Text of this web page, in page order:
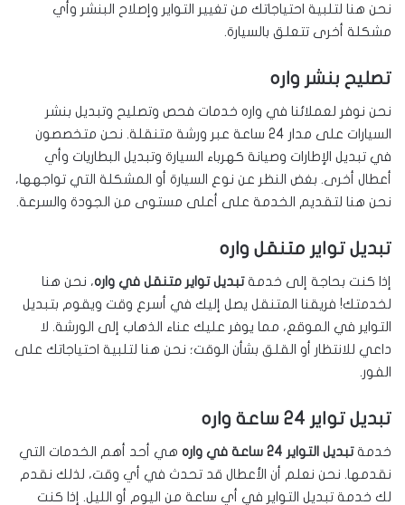
نحن هنا لتلبية احتياجاتك من تغيير التواير وإصلاح البنشر وأي
مشكلة أخرى تتعلق بالسيارة.
تصليح بنشر واره
نحن نوفر لعملائنا في واره خدمات فحص وتصليح وتبديل بنشر
السيارات على مدار 24 ساعة عبر ورشة متنقلة. نحن متخصصون
في تبديل الإطارات وصيانة كهرباء السيارة وتبديل البطاريات وأي
أعطال أخرى. بغض النظر عن نوع السيارة أو المشكلة التي تواجهها،
نحن هنا لتقديم الخدمة على أعلى مستوى من الجودة والسرعة.
تبديل تواير متنقل واره
إذا كنت بحاجة إلى خدمةتبديل تواير متنقل في واره، نحن هنا
لخدمتك! فريقنا المتنقل يصل إليك في أسرع وقت ويقوم بتبديل
التواير في الموقع، مما يوفر عليك عناء الذهاب إلى الورشة. لا
داعي للانتظار أو القلق بشأن الوقت؛ نحن هنا لتلبية احتياجاتك على
الفور.
تبديل تواير 24 ساعة واره
خدمةتبديل التواير 24 ساعة في واره
هي أحد أهم الخدمات التي
نقدمها. نحن نعلم أن الأعطال قد تحدث في أي وقت، لذلك نقدم
لك خدمة تبديل التواير في أي ساعة من اليوم أو الليل. إذا كنت